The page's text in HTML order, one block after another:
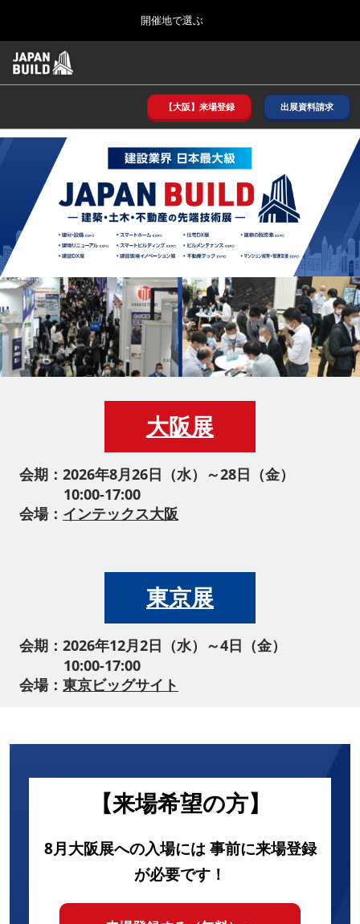
ッ
プ
し
進
to
close
the
開催地で選ぶ
2026年08月26日
インテックス大阪/ INTEX OSAKA
12月_東京
東京ビッグサイト/Tokyo Big Sight
3月_建設DX展＋（プラス）
2027年03月17日
東京ビッグサイト/Tokyo Big Sight
ー
バ
ル
ナ
ビ
ゲ
シ
ョ
ン
折
り
た
た
む
【大阪】来場登録 出展資料請求
大阪展
会期：2026年8月26日（水）～28日（金）
10:00-17:00
会場： インテックス大阪
東京展
会期：2026年12月2日（水）～4日（金）
10:00-17:00
会場： 東京ビッグサイト
【来場希望の方】
8月大阪展への入場には 事前に来場登録
が必要です！